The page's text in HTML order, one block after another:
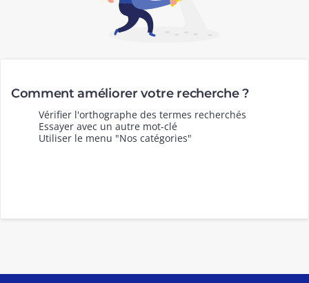
Comment améliorer votre recherche ?
Vérifier l'orthographe des termes recherchés
Essayer avec un autre mot-clé
Utiliser le menu "Nos catégories"